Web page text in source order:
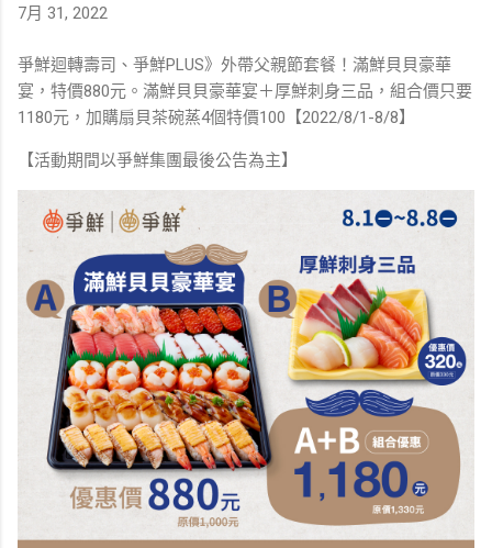
7月 31, 2022
爭鮮迴轉壽司、爭鮮PLUS》外帶父親節套餐！滿鮮貝貝豪華
宴，特價880元。滿鮮貝貝豪華宴＋厚鮮刺身三品，組合價只要
1180元，加購扇貝茶碗蒸4個特價100【2022/8/1-8/8】
【活動期間以爭鮮集團最後公告為主】